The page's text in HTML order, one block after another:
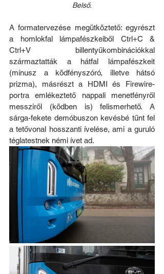
Belső.
A formatervezése megütköztető: egyrészt
a homlokfal lámpafészkeiből Ctrl+C &
Ctrl+V billentyűkombinációkkal
származtatták a hátfal lámpafészkeit
(mínusz a ködfényszóró, illetve hátsó
prizma), másrészt a HDMI és Firewire-
portra emlékeztető nappali menetfényről
messziről (ködben is) felismerhető. A
sárga-fekete demóbuszon kevésbé tűnt fel
a tetővonal hosszanti ívelése, ami a guruló
téglatestnek némi ívet ad.